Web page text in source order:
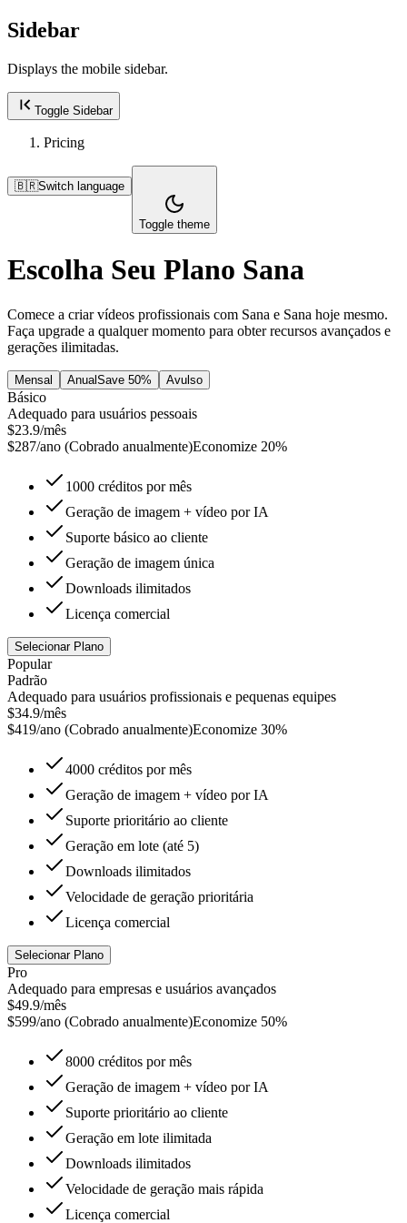
Sidebar
Displays the mobile sidebar.
Toggle Sidebar
Pricing
🇧🇷Switch language
Toggle theme
Escolha Seu Plano Sana
Comece a criar vídeos profissionais com Sana e Sana hoje mesmo.
Faça upgrade a qualquer momento para obter recursos avançados e
gerações ilimitadas.
Mensal AnualSave 50% Avulso
Básico
Adequado para usuários pessoais
$23.9/mês
$287/ano (Cobrado anualmente)Economize 20%
1000 créditos por mês
Geração de imagem + vídeo por IA
Suporte básico ao cliente
Geração de imagem única
Downloads ilimitados
Licença comercial
Selecionar Plano
Popular
Padrão
Adequado para usuários profissionais e pequenas equipes
$34.9/mês
$419/ano (Cobrado anualmente)Economize 30%
4000 créditos por mês
Geração de imagem + vídeo por IA
Suporte prioritário ao cliente
Geração em lote (até 5)
Downloads ilimitados
Velocidade de geração prioritária
Licença comercial
Selecionar Plano
Pro
Adequado para empresas e usuários avançados
$49.9/mês
$599/ano (Cobrado anualmente)Economize 50%
8000 créditos por mês
Geração de imagem + vídeo por IA
Suporte prioritário ao cliente
Geração em lote ilimitada
Downloads ilimitados
Velocidade de geração mais rápida
Licença comercial